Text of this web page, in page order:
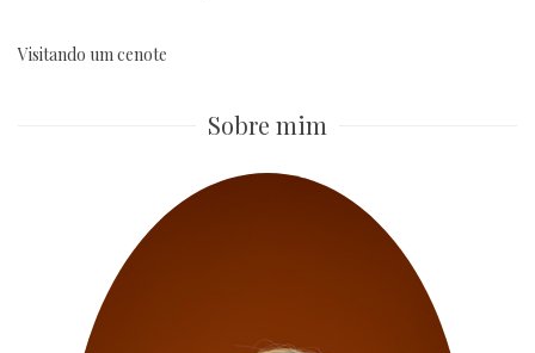
Visitando um cenote
Sobre mim